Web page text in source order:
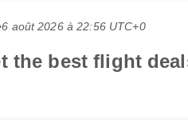
6 août 2026 à 22:56 UTC+0
the best flight